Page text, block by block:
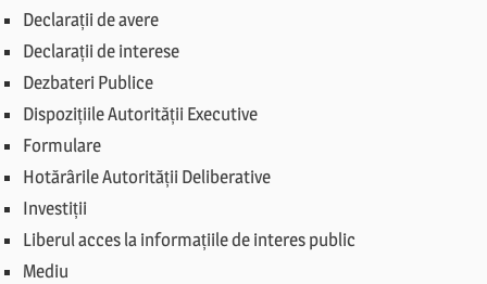
Declarații de avere
Declarații de interese
Dezbateri Publice
Dispozițiile Autorității Executive
Formulare
Hotărârile Autorității Deliberative
Investiții
Liberul acces la informațiile de interes public
Mediu